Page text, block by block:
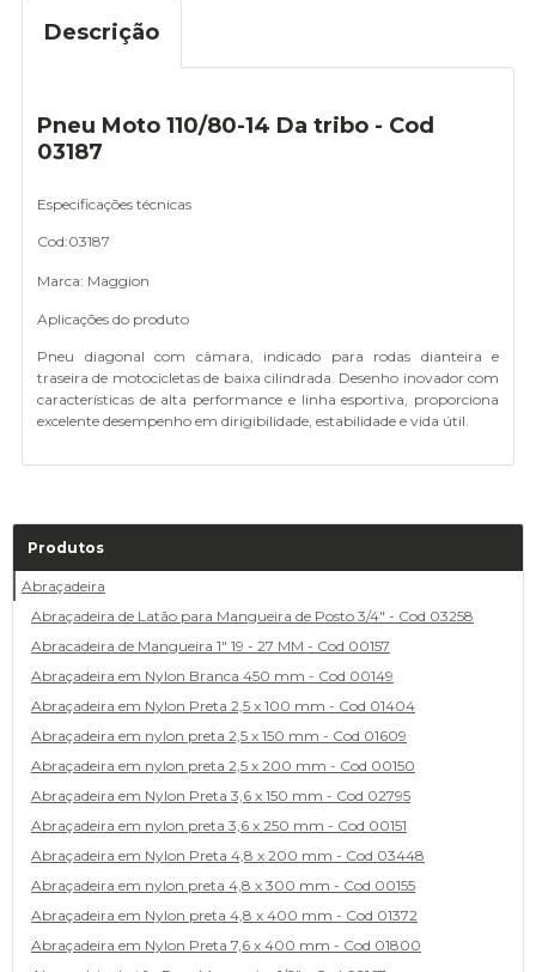
Descrição
Pneu Moto 110/80-14 Da tribo - Cod
03187
Especificações técnicas
Cod:03187
Marca: Maggion
Aplicações do produto
Pneu diagonal com câmara, indicado para rodas dianteira e
traseira de motocicletas de baixa cilindrada. Desenho inovador com
características de alta performance e linha esportiva, proporciona
excelente desempenho em dirigibilidade, estabilidade e vida útil.
Produtos
Abraçadeira
Abraçadeira de Latão para Mangueira de Posto 3/4" - Cod 03258
Abracadeira de Mangueira 1" 19 - 27 MM - Cod 00157
Abraçadeira em Nylon Branca 450 mm - Cod 00149
Abraçadeira em Nylon Preta 2,5 x 100 mm - Cod 01404
Abraçadeira em nylon preta 2,5 x 150 mm - Cod 01609
Abraçadeira em nylon preta 2,5 x 200 mm - Cod 00150
Abraçadeira em Nylon Preta 3,6 x 150 mm - Cod 02795
Abraçadeira em nylon preta 3,6 x 250 mm - Cod 00151
Abraçadeira em Nylon Preta 4,8 x 200 mm - Cod 03448
Abraçadeira em nylon preta 4,8 x 300 mm - Cod 00155
Abraçadeira em Nylon preta 4,8 x 400 mm - Cod 01372
Abraçadeira em Nylon Preta 7,6 x 400 mm - Cod 01800